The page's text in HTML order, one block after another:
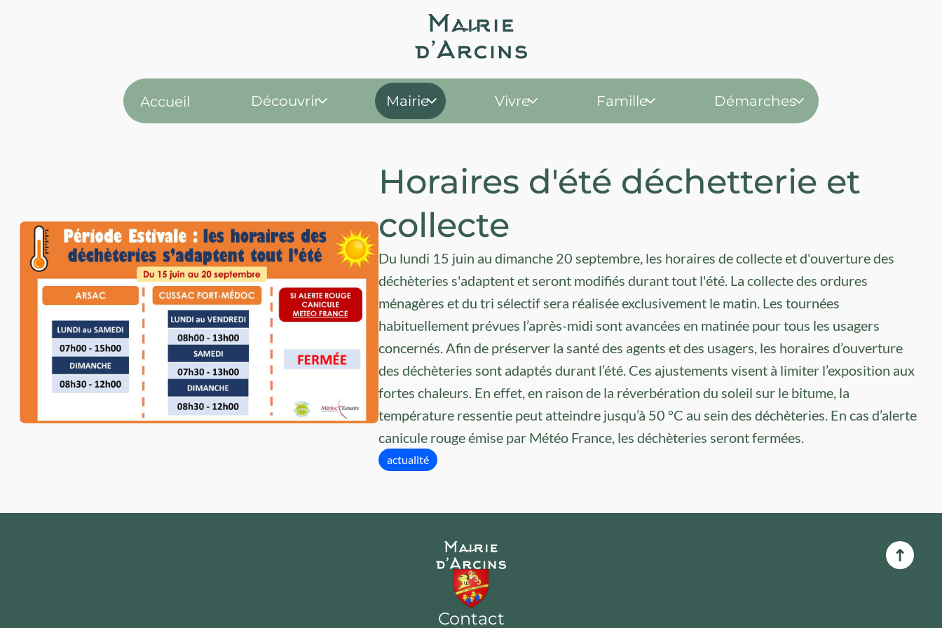
Accueil Découvrir Mairie Vivre Famille Démarches
Horaires d'été déchetterie et
collecte
Du lundi 15 juin au dimanche 20 septembre, les horaires de collecte et d'ouverture des
déchèteries s'adaptent et seront modifiés durant tout l'été. La collecte des ordures
ménagères et du tri sélectif sera réalisée exclusivement le matin. Les tournées
habituellement prévues l’après-midi sont avancées en matinée pour tous les usagers
concernés. Afin de préserver la santé des agents et des usagers, les horaires d’ouverture
des déchèteries sont adaptés durant l’été. Ces ajustements visent à limiter l’exposition aux
fortes chaleurs. En effet, en raison de la réverbération du soleil sur le bitume, la
température ressentie peut atteindre jusqu’à 50 °C au sein des déchèteries. En cas d’alerte
canicule rouge émise par Météo France, les déchèteries seront fermées.
actualité
Contact